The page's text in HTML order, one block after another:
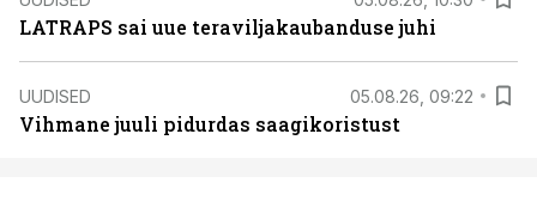
LATRAPS sai uue teraviljakaubanduse juhi
UUDISED 05.08.26, 09:22
Vihmane juuli pidurdas saagikoristust